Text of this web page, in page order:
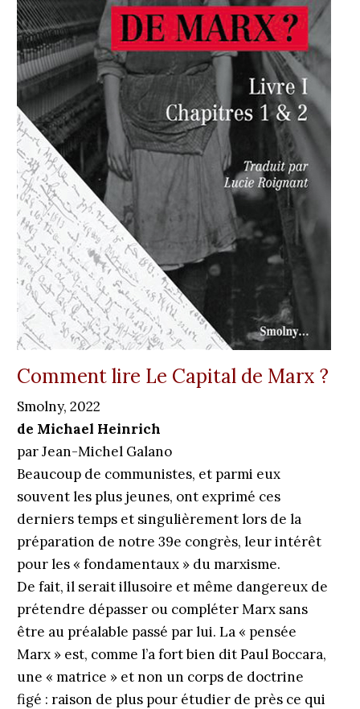
Comment lire Le Capital de Marx ?
Smolny, 2022
de Michael Heinrich
par Jean-Michel Galano
Beaucoup de communistes, et parmi eux
souvent les plus jeunes, ont exprimé ces
derniers temps et ­singulièrement lors de la
préparation de notre 39e congrès, leur intérêt
pour les « fondamentaux » du marxisme.
De fait, il ­serait illusoire et même dangereux de
prétendre dépasser ou compléter Marx sans
être au préalable passé par lui. La « pensée
Marx » est, comme l’a fort bien dit Paul Boccara,
une « matrice » et non un corps de doctrine
figé : raison de plus pour étudier de près ce qui